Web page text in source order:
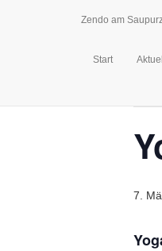
Zendo am
Start Aktuell
7.